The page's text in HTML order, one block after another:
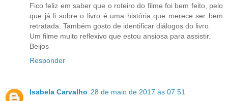
Fico feliz em saber que o roteiro do filme foi bem feito, pelo
que já li sobre o livro é uma história que merece ser bem
retratada. Também gosto de identificar diálogos do livro.
Um filme muito reflexivo que estou ansiosa para assistir.
Beijos
Responder
Isabela Carvalho 28 de maio de 2017 às 07:51